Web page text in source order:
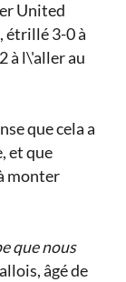
United
étrillé 3-0 à
à l\'aller au
que cela a
et que
monter
que nous
âgé de